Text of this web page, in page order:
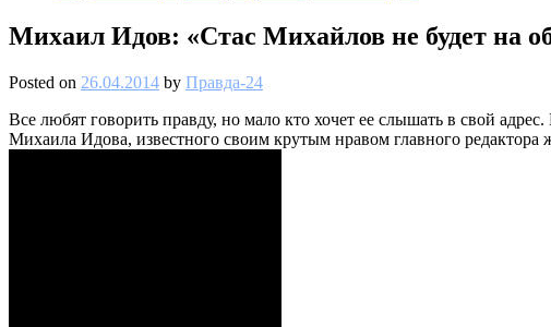
Михаил Идов: «Стас Михайлов не будет на
Posted on 26.04.2014 by Правда-24
Все любят говорить правду, но мало кто хочет ее слышать в свой
Михаила Идова, известного своим крутым нравом главного редактора